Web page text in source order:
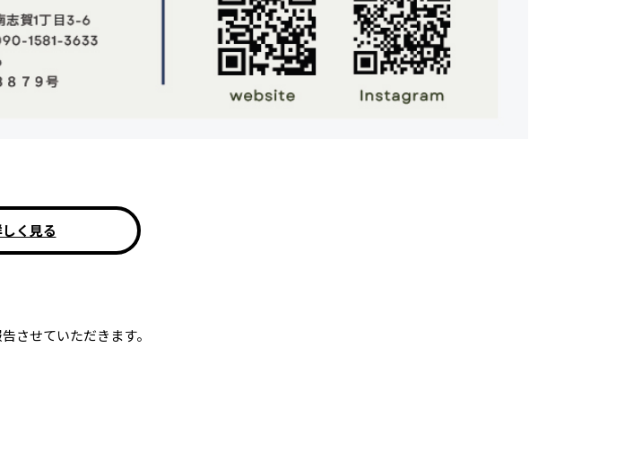
く見る
させていただきます。